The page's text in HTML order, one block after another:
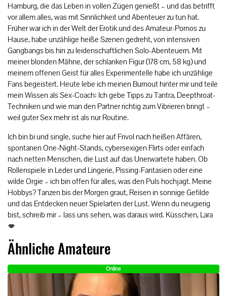
Hamburg, die das Leben in vollen Zügen genießt – und das betrifft
vor allem alles, was mit Sinnlichkeit und Abenteuer zu tun hat.
Früher war ich in der Welt der Erotik und des Amateur-Pornos zu
Hause, habe unzählige heiße Szenen gedreht, von intensiven
Gangbangs bis hin zu leidenschaftlichen Solo-Abenteuern. Mit
meiner blonden Mähne, der schlanken Figur (178 cm, 58 kg) und
meinem offenen Geist für alles Experimentelle habe ich unzählige
Fans begeistert. Heute lebe ich meinen Burnout hinter mir und teile
mein Wissen als Sex-Coach: Ich gebe Tipps zu Tantra, Deepthroat-
Techniken und wie man den Partner richtig zum Vibrieren bringt –
weil guter Sex mehr ist als nur Routine.
Ich bin bi und single, suche hier auf Frivol nach heißen Affären,
spontanen One-Night-Stands, cybersexigen Flirts oder einfach
nach netten Menschen, die Lust auf das Unerwartete haben. Ob
Rollenspiele in Leder und Lingerie, Pissing-Fantasien oder eine
wilde Orgie – ich bin offen für alles, was den Puls hochjagt. Meine
Hobbys? Tanzen bis der Morgen graut, Reisen in sonnige Gefilde
und das Entdecken neuer Spielarten der Lust. Wenn du neugierig
bist, schreib mir – lass uns sehen, was daraus wird. Küsschen, Lara
💋
Ähnliche Amateure
Online